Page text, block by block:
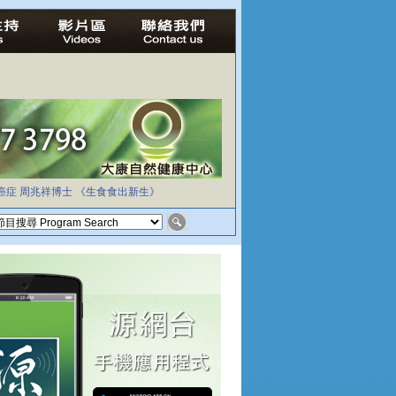
症 周兆祥博士 《生食食出新生》